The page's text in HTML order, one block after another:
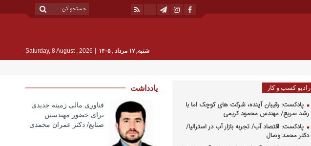
شنبه, ۱۷ مرداد , ۱۴۰۵ |
Saturday, 8 August , 2026
رادیو کسب و کار
پادکست: رقیبان آینده، شرکت های کوچک اما با
رشد سریع/ مهندس محمود کریمی
پادکست: اقتصاد آب/ تجربه بازار آب در استرالیا/
دکتر محمد وصال
یادداشت
فناوری مالی زمینه جدیدی
برای حضور مهندسین
صنایع/ دکتر عمران محمدی